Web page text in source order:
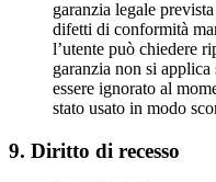
garanzia legale
difetti di conformità
l’utente può chiedere
garanzia non si
essere ignorato al
stato usato in modo
9. Diritto di recesso